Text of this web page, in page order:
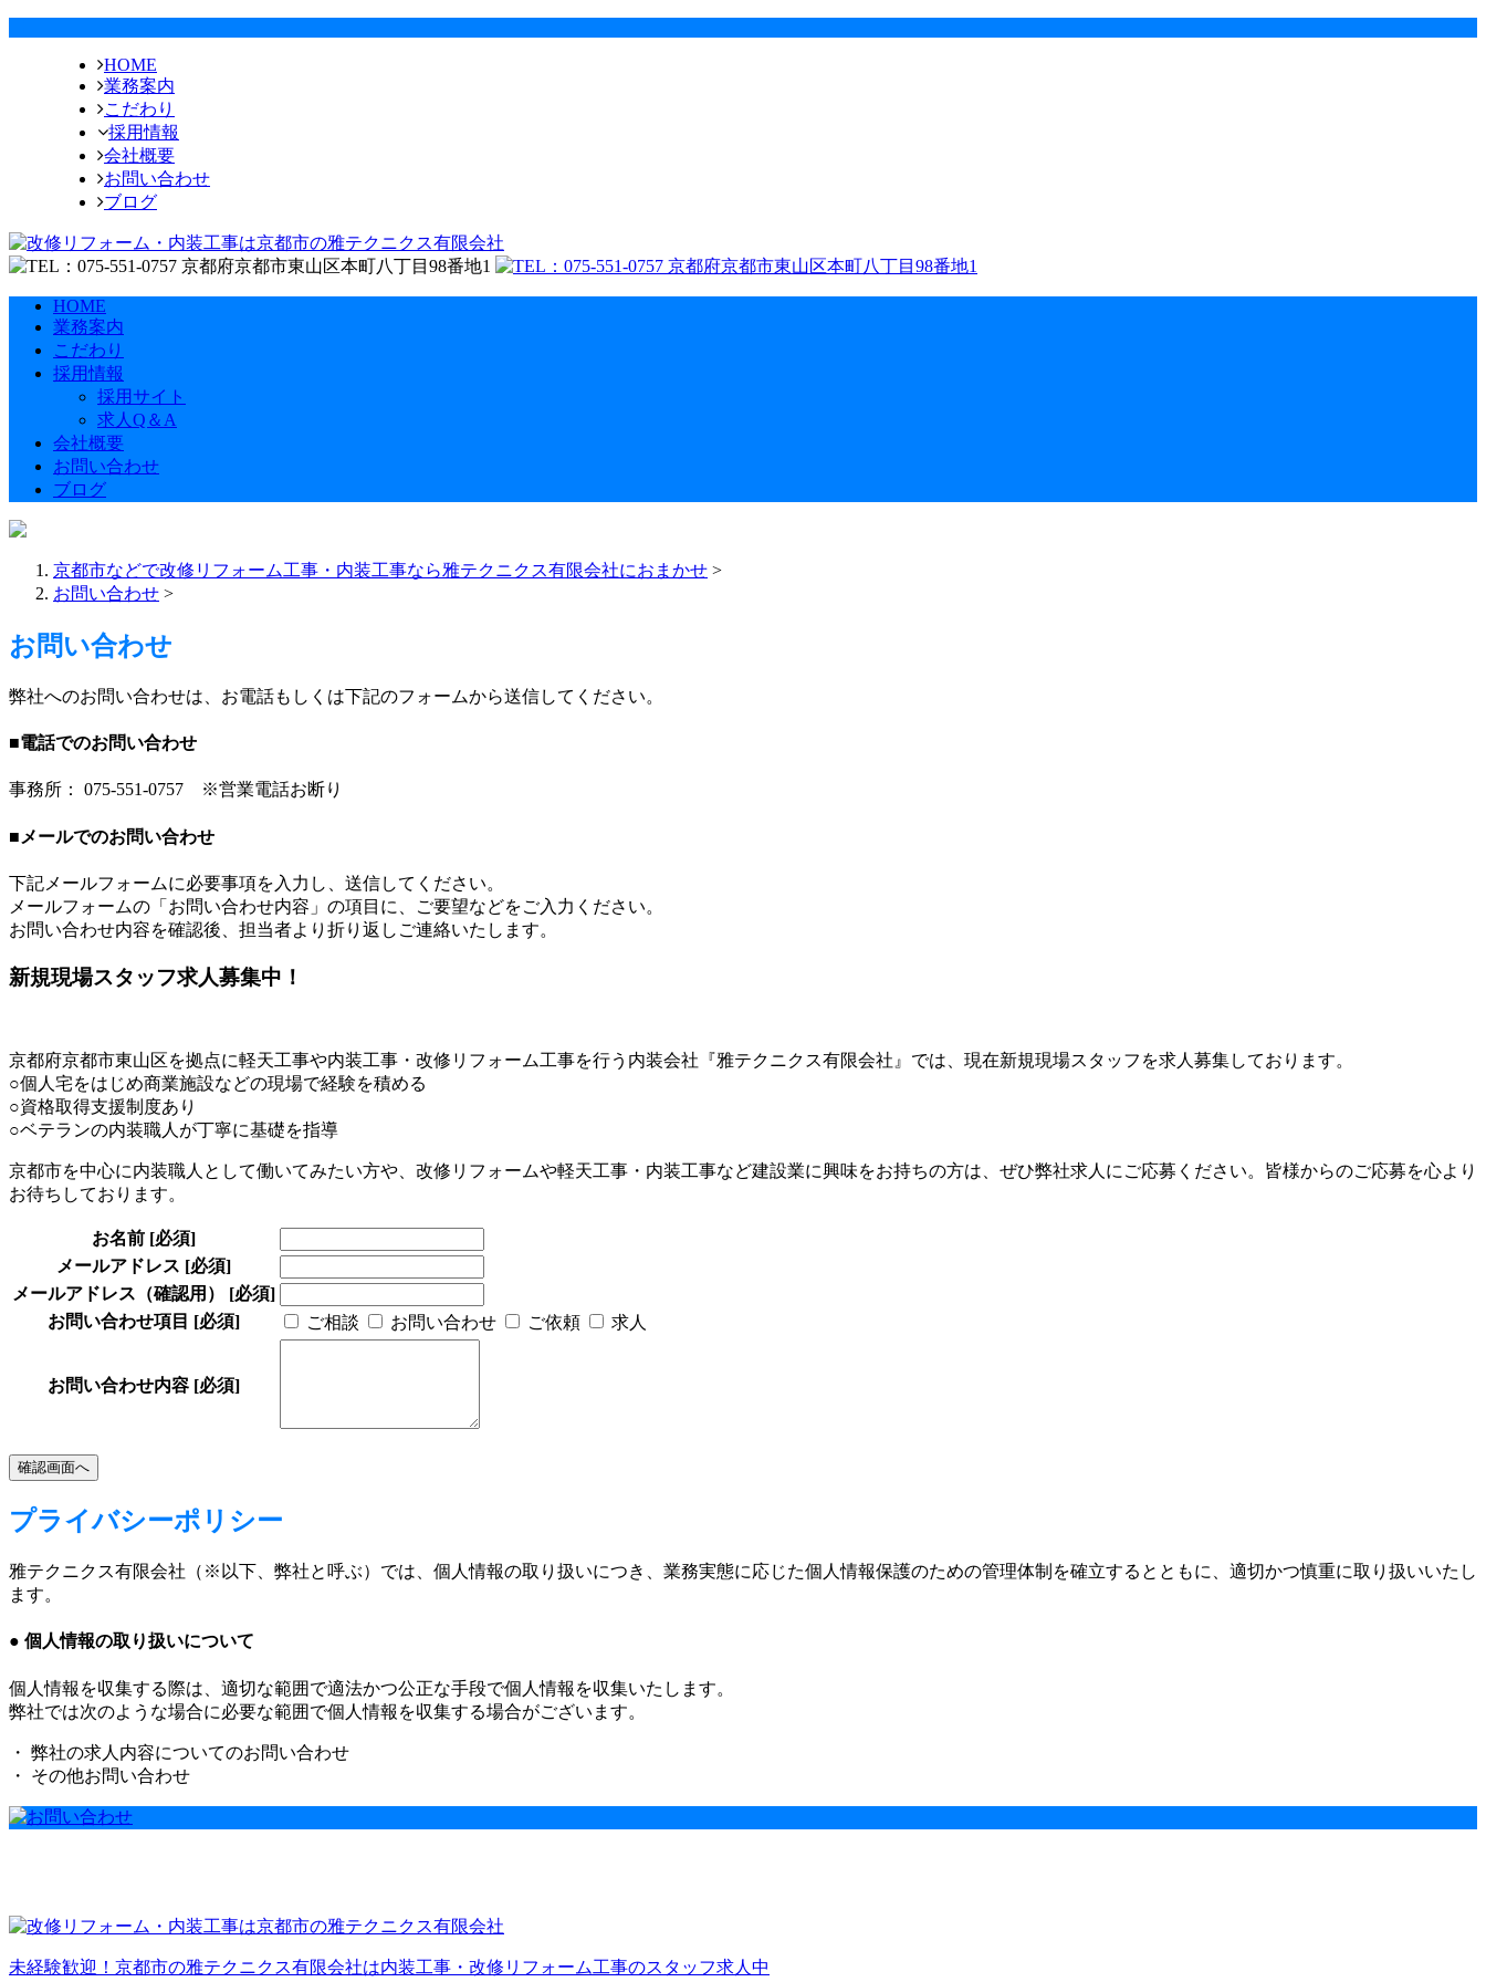
HOME
業務案内
こだわり
採用情報
会社概要
お問い合わせ
ブログ
HOME
業務案内
こだわり
採用情報
採用サイト
求人Q＆A
会社概要
お問い合わせ
ブログ
京都市などで改修リフォーム工事・内装工事なら雅テクニクス有限会社におまかせ >
お問い合わせ >
お問い合わせ
弊社へのお問い合わせは、お電話もしくは下記のフォームから送信してください。
■電話でのお問い合わせ
事務所： 075-551-0757 ※営業電話お断り
■メールでのお問い合わせ
下記メールフォームに必要事項を入力し、送信してください。
メールフォームの「お問い合わせ内容」の項目に、ご要望などをご入力ください。
お問い合わせ内容を確認後、担当者より折り返しご連絡いたします。
新規現場スタッフ求人募集中！
京都府京都市東山区を拠点に軽天工事や内装工事・改修リフォーム工事を行う内装会社『雅テクニクス有限会社』では、現在新規現場スタッフを求人募集しております。
○個人宅をはじめ商業施設などの現場で経験を積める
○資格取得支援制度あり
○ベテランの内装職人が丁寧に基礎を指導
京都市を中心に内装職人として働いてみたい方や、改修リフォームや軽天工事・内装工事など建設業に興味をお持ちの方は、ぜひ弊社求人にご応募ください。皆様からのご応募を心より
お待ちしております。
お名前 [必須]
メールアドレス [必須]
メールアドレス（確認用） [必須]
お問い合わせ項目 [必須] ご相談 お問い合わせ ご依頼 求人
お問い合わせ内容 [必須]
プライバシーポリシー
雅テクニクス有限会社（※以下、弊社と呼ぶ）では、個人情報の取り扱いにつき、業務実態に応じた個人情報保護のための管理体制を確立するとともに、適切かつ慎重に取り扱いいたし
ます。
● 個人情報の取り扱いについて
個人情報を収集する際は、適切な範囲で適法かつ公正な手段で個人情報を収集いたします。
弊社では次のような場合に必要な範囲で個人情報を収集する場合がございます。
・ 弊社の求人内容についてのお問い合わせ
・ その他お問い合わせ
未経験歓迎！京都市の雅テクニクス有限会社は内装工事・改修リフォーム工事のスタッフ求人中